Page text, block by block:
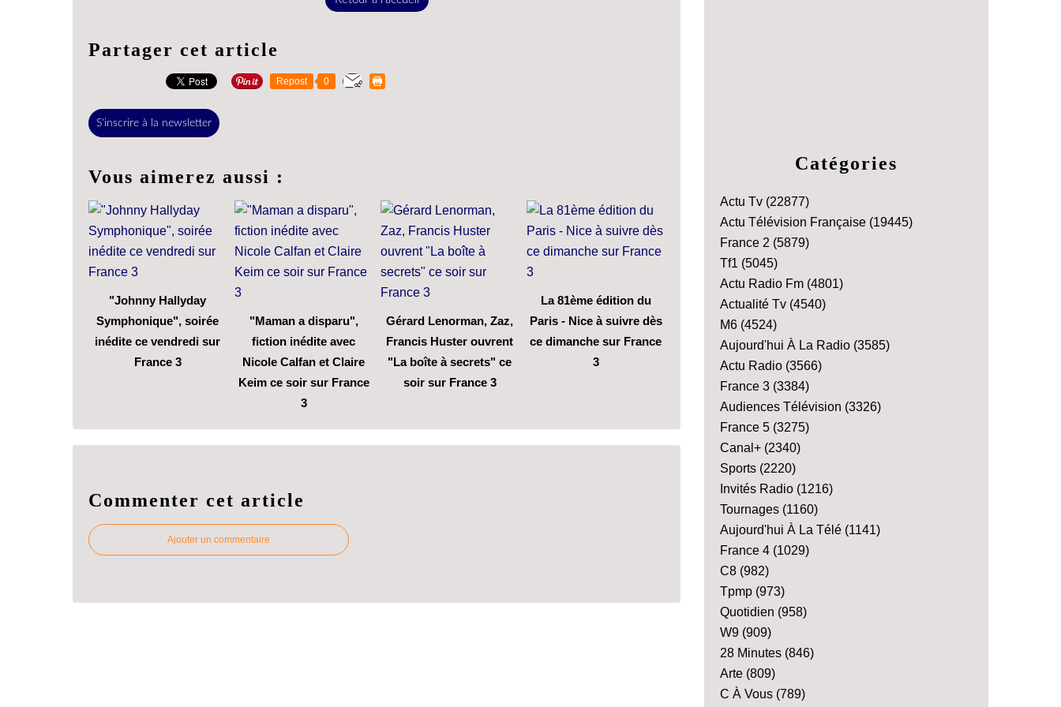
Partager cet article
Repost 0
S'inscrire à la newsletter
Vous aimerez aussi :
"Johnny Hallyday
Symphonique", soirée
inédite ce vendredi sur
France 3
"Maman a disparu",
fiction inédite avec
Nicole Calfan et Claire
Keim ce soir sur France
3
Gérard Lenorman, Zaz,
Francis Huster ouvrent
"La boîte à secrets" ce
soir sur France 3
La 81ème édition du
Paris - Nice à suivre dès
ce dimanche sur France
3
Commenter cet article
Ajouter un commentaire
Catégories
Actu Tv (22877)
Actu Télévision Française (19445)
France 2 (5879)
Tf1 (5045)
Actu Radio Fm (4801)
Actualité Tv (4540)
M6 (4524)
Aujourd'hui À La Radio (3585)
Actu Radio (3566)
France 3 (3384)
Audiences Télévision (3326)
France 5 (3275)
Canal+ (2340)
Sports (2220)
Invités Radio (1216)
Tournages (1160)
Aujourd'hui À La Télé (1141)
France 4 (1029)
C8 (982)
Tpmp (973)
Quotidien (958)
W9 (909)
28 Minutes (846)
Arte (809)
C À Vous (789)